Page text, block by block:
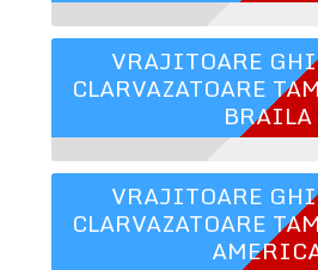
VRAJITOARE
CLARVAZATOARE
BRAILA
VRAJITOARE
CLARVAZATOARE